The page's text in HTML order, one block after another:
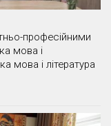
професійними
мова і
мова і література